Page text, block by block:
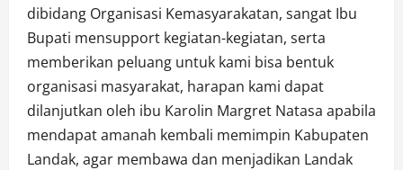
dibidang Organisasi Kemasyarakatan, sangat Ibu
Bupati mensupport kegiatan-kegiatan, serta
memberikan peluang untuk kami bisa bentuk
organisasi masyarakat, harapan kami dapat
dilanjutkan oleh ibu Karolin Margret Natasa apabila
mendapat amanah kembali memimpin Kabupaten
Landak, agar membawa dan menjadikan Landak